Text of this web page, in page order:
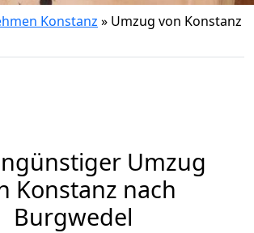
Konstanz » Umzug von Konstanz
Umzug
Konstanz nach
Burgwedel